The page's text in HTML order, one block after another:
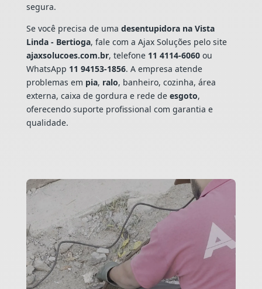
segura.
Se você precisa de uma desentupidora na Vista
Linda - Bertioga, fale com a Ajax Soluções pelo site
ajaxsolucoes.com.br, telefone 11 4114-6060ou
WhatsApp 11 94153-1856. A empresa atende
problemas em pia, ralo, banheiro, cozinha, área
externa, caixa de gordura e rede de esgoto,
oferecendo suporte profissional com garantia e
qualidade.